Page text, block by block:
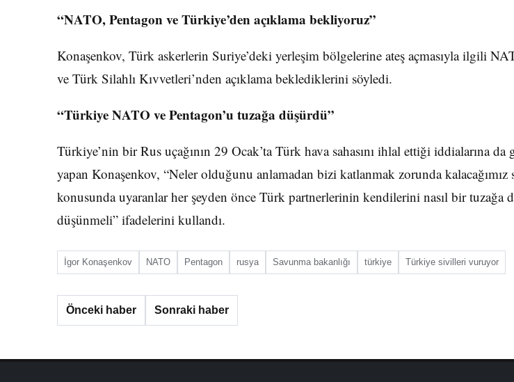
“NATO, Pentagon ve Türkiye’den açıklama bekliyoruz”
Konaşenkov, Türk askerlerin Suriye’deki yerleşim bölgelerine ateş açmasıyla ilgili
ve Türk Silahlı Kıvvetleri’nden açıklama beklediklerini söyledi.
“Türkiye NATO ve Pentagon’u tuzağa düşürdü”
Türkiye’nin bir Rus uçağının 29 Ocak’ta Türk hava sahasını ihlal ettiği iddialarına da
yapan Konaşenkov, “Neler olduğunu anlamadan bizi katlanmak zorunda kalacağımız
konusunda uyaranlar her şeyden önce Türk partnerlerinin kendilerini nasıl bir tuzağa
düşünmeli” ifadelerini kullandı.
İgor Konaşenkov NATO Pentagon rusya Savunma bakanlığı türkiye Türkiye sivilleri vuruyor
Önceki haber Sonraki haber